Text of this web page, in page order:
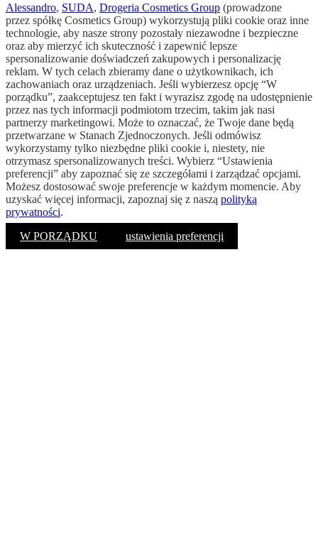
Alessandro, SUDA, Drogeria Cosmetics Group (prowadzone
przez spółkę Cosmetics Group) wykorzystują pliki cookie oraz inne
technologie, aby nasze strony pozostały niezawodne i bezpieczne
oraz aby mierzyć ich skuteczność i zapewnić lepsze
spersonalizowanie doświadczeń zakupowych i personalizację
reklam. W tych celach zbieramy dane o użytkownikach, ich
zachowaniach oraz urządzeniach. Jeśli wybierzesz opcję “W
porządku”, zaakceptujesz ten fakt i wyrazisz zgodę na udostępnienie
przez nas tych informacji podmiotom trzecim, takim jak nasi
partnerzy marketingowi. Może to oznaczać, że Twoje dane będą
przetwarzane w Stanach Zjednoczonych. Jeśli odmówisz
wykorzystamy tylko niezbędne pliki cookie i, niestety, nie
otrzymasz spersonalizowanych treści. Wybierz “Ustawienia
preferencji” aby zapoznać się ze szczegółami i zarządzać opcjami.
Możesz dostosować swoje preferencje w każdym momencie. Aby
uzyskać więcej informacji, zapoznaj się z naszą polityką
prywatności.
W PORZĄDKU
ustawienia preferencji